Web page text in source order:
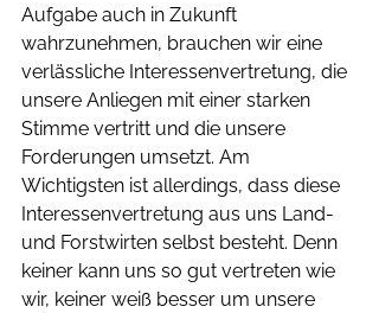
Aufgabe auch in Zukunft
wahrzunehmen, brauchen wir eine
verlässliche Interessenvertretung, die
unsere Anliegen mit einer starken
Stimme vertritt und die unsere
Forderungen umsetzt. Am
Wichtigsten ist allerdings, dass diese
Interessenvertretung aus uns Land-
und Forstwirten selbst besteht. Denn
keiner kann uns so gut vertreten wie
wir, keiner weiß besser um unsere